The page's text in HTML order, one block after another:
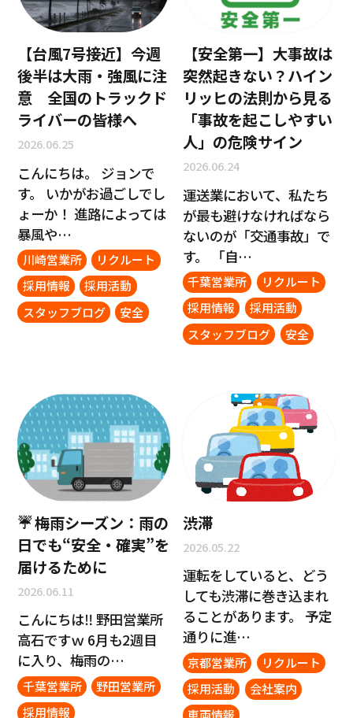
【台風7号接近】今週
後半は大雨・強風に注
意 全国のトラックド
ライバーの皆様へ
2026.06.25
こんにちは。 ジョンで
す。 いかがお過ごしでし
ょーか！ 進路によっては
暴風や…
川崎営業所
リクルート
採用情報
採用活動
スタッフブログ
安全
【安全第一】大事故は
突然起きない？ハイン
リッヒの法則から見る
「事故を起こしやすい
人」の危険サイン
2026.06.24
運送業において、私たち
が最も避けなければなら
ないのが「交通事故」で
す。 「自…
千葉営業所
リクルート
採用情報
採用活動
スタッフブログ
安全
☔ 梅雨シーズン：雨の
日でも“安全・確実”を
届けるために
2026.06.11
こんにちは‼ 野田営業所
高石ですｗ 6月も2週目
に入り、梅雨の…
千葉営業所
野田営業所
採用情報
渋滞
2026.05.22
運転をしていると、どう
しても渋滞に巻き込まれ
ることがあります。 予定
通りに進…
京都営業所
リクルート
採用活動
会社案内